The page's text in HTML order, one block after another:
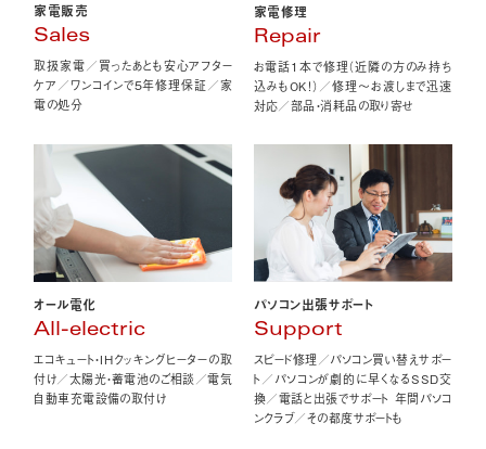
家電販売
Sales
取扱家電／買ったあとも安心アフター
ケア／ワンコインで5年修理保証／家
電の処分
家電修理
Repair
お電話1本で修理（近隣の方のみ持ち
込みもOK！）／修理〜お渡しまで迅速
対応／部品・消耗品の取り寄せ
オール電化
All-electric
エコキュート・IHクッキングヒーターの取
付け／太陽光・蓄電池のご相談／電気
自動車充電設備の取付け
パソコン出張サポート
Support
スピード修理／パソコン買い替えサポー
ト／パソコンが劇的に早くなるSSD交
換／電話と出張でサポート 年間パソコ
ンクラブ／その都度サポートも